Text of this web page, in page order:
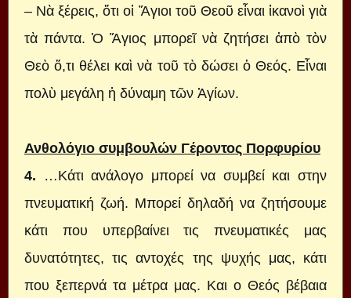
– Νὰ ξέρεις, ὅτι οἱ Ἅγιοι τοῦ Θεοῦ εἶναι ἱκανοὶ γιὰ
τὰ πάντα. Ὁ Ἅγιος μπορεῖ νὰ ζητήσει ἀπὸ τὸν
Θεὸ ὅ,τι θέλει καὶ νὰ τοῦ τὸ δώσει ὁ Θεός. Εἶναι
πολὺ μεγάλη ἡ δύναμη τῶν Ἁγίων.
Ανθολόγιο συμβουλών Γέροντος Πορφυρίου
4. …Κάτι ανάλογο μπορεί να συμβεί και στην
πνευματική ζωή. Μπορεί δηλαδή να ζητήσουμε
κάτι που υπερβαίνει τις πνευματικές μας
δυνατότητες, τις αντοχές της ψυχής μας, κάτι
που ξεπερνά τα μέτρα μας. Και ο Θεός βέβαια